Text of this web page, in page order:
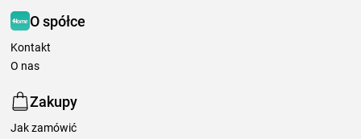
O spółce
Kontakt
O nas
Zakupy
Jak zamówić